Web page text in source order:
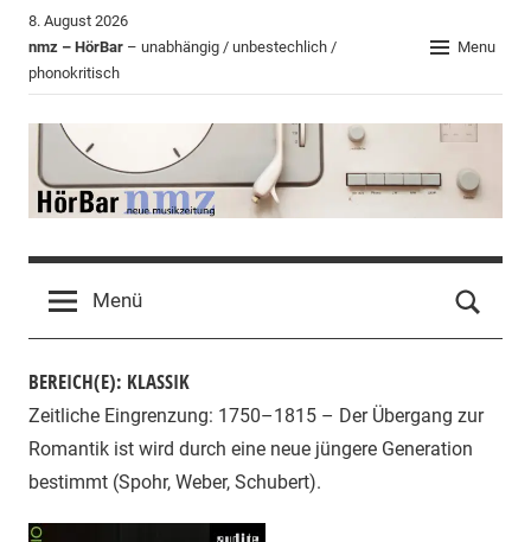
Zum
Inhalt
springen
8. August 2026
nmz – HörBar – unabhängig / unbestechlich /
phonokritisch
Menu
HörBar
der
nmz
Menü
BEREICH(E): KLASSIK
Zeitliche Eingrenzung: 1750–1815 – Der Übergang zur
Romantik ist wird durch eine neue jüngere Generation
bestimmt (Spohr, Weber, Schubert).